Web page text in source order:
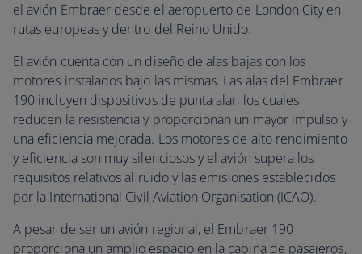
el avión Embraer desde el aeropuerto de London City en
rutas europeas y dentro del Reino Unido.
El avión cuenta con un diseño de alas bajas con los
motores instalados bajo las mismas. Las alas del Embraer
190 incluyen dispositivos de punta alar, los cuales
reducen la resistencia y proporcionan un mayor impulso y
una eficiencia mejorada. Los motores de alto rendimiento
y eficiencia son muy silenciosos y el avión supera los
requisitos relativos al ruido y las emisiones establecidos
por la International Civil Aviation Organisation (ICAO).
A pesar de ser un avión regional, el Embraer 190
proporciona un amplio espacio en la cabina de pasajeros,